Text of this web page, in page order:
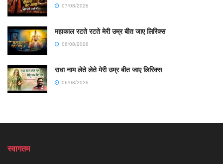
07/08/2026
महाकाल रटते रटते मेरी उम्र बीत जाए लिरिक्स
06/08/2026
राधा नाम लेते लेते मेरी उम्र बीत जाए लिरिक्स
06/08/2026
स्वागतम